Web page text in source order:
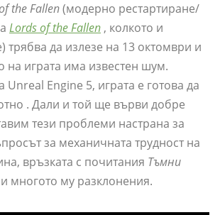
the Fallen(модерно рестартиране/
Lords of the Fallen , колкото и
трябва да излезе на 13 октомври и
на играта има известен шум.
Engine 5, играта е готова да
. Дали и той ще върви добре
тези проблеми настрана за
за механичната трудност на
връзката с почитания Тъмни
многото му разклонения.